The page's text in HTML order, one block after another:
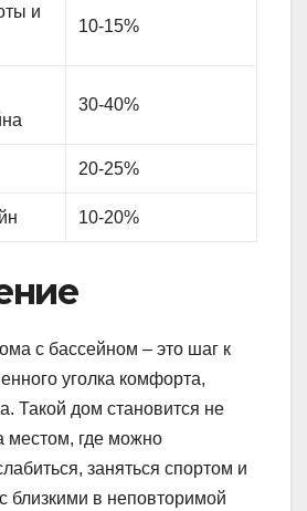
и
10-15%
30-40%
20-25%
10-20%
с бассейном – это шаг к
уголка комфорта,
Такой дом становится не
местом, где можно
заняться спортом и
близкими в неповторимой